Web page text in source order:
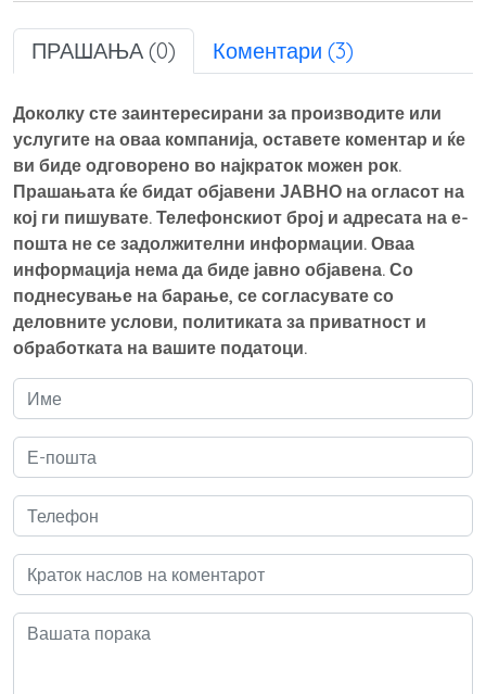
ПРАШАЊА (0) Коментари (3)
Доколку сте заинтересирани за производите или
услугите на оваа компанија, оставете коментар и ќе
ви биде одговорено во најкраток можен рок.
Прашањата ќе бидат објавени ЈАВНО на огласот на
кој ги пишувате. Телефонскиот број и адресата на е-
пошта не се задолжителни информации. Оваа
информација нема да биде јавно објавена. Со
поднесување на барање, се согласувате со
деловните услови, политиката за приватност и
обработката на вашите податоци.